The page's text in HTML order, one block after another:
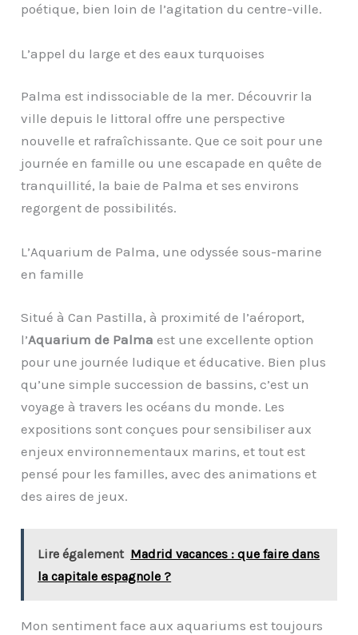
poétique, bien loin de l’agitation du centre-ville.
L’appel du large et des eaux turquoises
Palma est indissociable de la mer. Découvrir la
ville depuis le littoral offre une perspective
nouvelle et rafraîchissante. Que ce soit pour une
journée en famille ou une escapade en quête de
tranquillité, la baie de Palma et ses environs
regorgent de possibilités.
L’Aquarium de Palma, une odyssée sous-marine
en famille
Situé à Can Pastilla, à proximité de l’aéroport,
l’Aquarium de Palma est une excellente option
pour une journée ludique et éducative. Bien plus
qu’une simple succession de bassins, c’est un
voyage à travers les océans du monde. Les
expositions sont conçues pour sensibiliser aux
enjeux environnementaux marins, et tout est
pensé pour les familles, avec des animations et
des aires de jeux.
Lire également Madrid vacances : que faire dans
la capitale espagnole ?
Mon sentiment face aux aquariums est toujours